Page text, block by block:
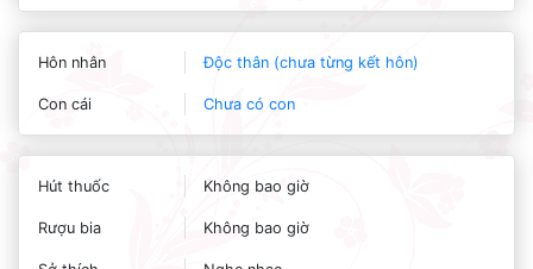
Hôn nhân Độc thân (chưa từng kết hôn)
Con cái Chưa có con
Hút thuốc Không bao giờ
Rượu bia Không bao giờ